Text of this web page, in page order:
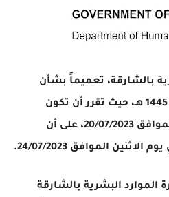
بالشارقة، تعميماً بشأن
عطلة رأس السنة الهجرية 1445 هـ، حيث تقرر أن تكون
العطلة في يوم الخميس الموافق 20/07/2023، على أن
الموافق 24/07/2023.
الموارد البشرية بالشارقة